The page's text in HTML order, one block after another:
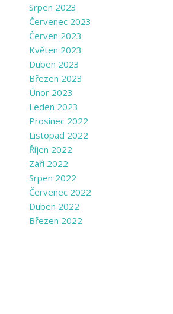
Srpen 2023
Červenec 2023
Červen 2023
Květen 2023
Duben 2023
Březen 2023
Únor 2023
Leden 2023
Prosinec 2022
Listopad 2022
Říjen 2022
Září 2022
Srpen 2022
Červenec 2022
Duben 2022
Březen 2022